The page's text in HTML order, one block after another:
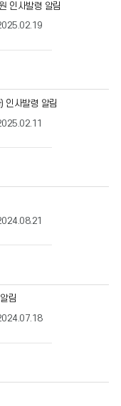
인사발령 알림
인사발령 알림
림